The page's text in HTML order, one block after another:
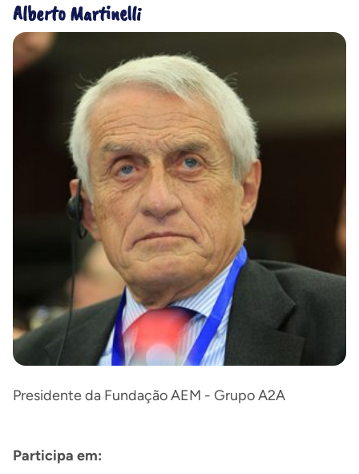
Código de Ética
Nossa rede
Nossa comunidade
Alberto Martinelli
Presidente da Fundação AEM - Grupo A2A
Participa em: